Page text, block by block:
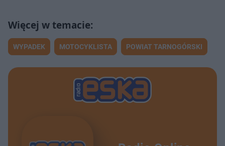
WYPADEK MOTOCYKLISTA POWIAT TARNOGÓRSKI